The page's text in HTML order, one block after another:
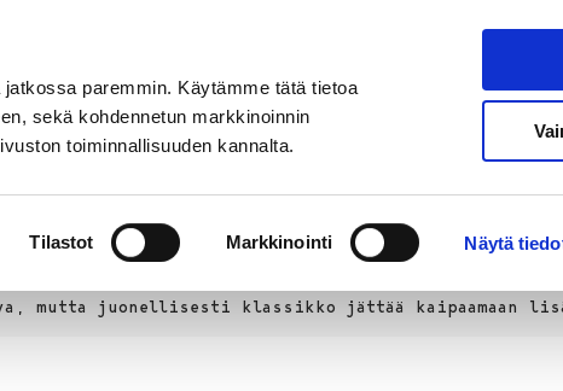
paremmin. Käytämme tätä tietoa
sekä kohdennetun markkinoinnin
toiminnallisuuden kannalta.
Tilastot Markkinointi Näytä
mutta juonellisesti klassikko jättää kaipaamaan